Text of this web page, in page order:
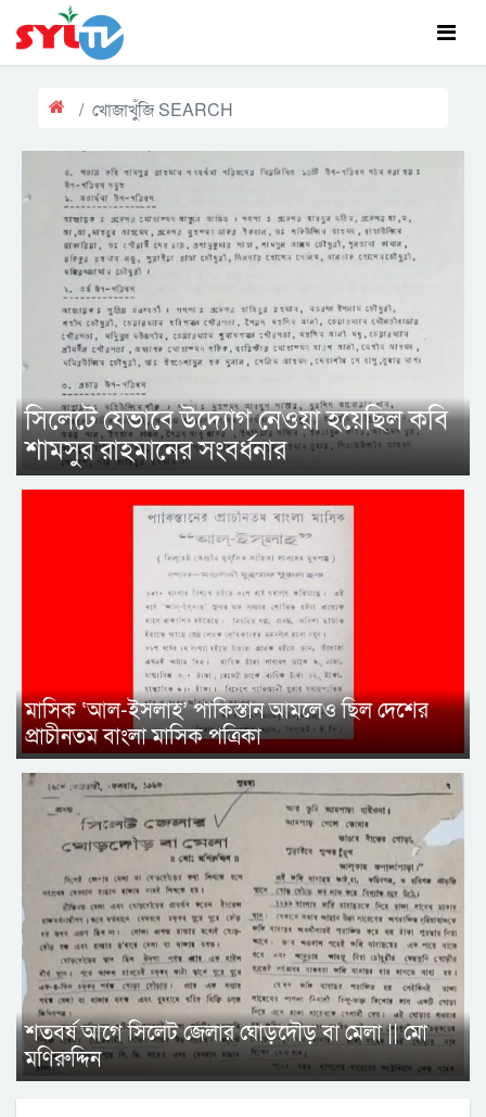
খোজাখুঁজি SEARCH
সিলেটে যেভাবে উদ্যোগ নেওয়া হয়েছিল কবি
শামসুর রাহমানের সংবর্ধনার
মাসিক ‘আল-ইসলাহ’ পাকিস্তান আমলেও ছিল দেশের
প্রাচীনতম বাংলা মাসিক পত্রিকা
শতবর্ষ আগে সিলেট জেলার ঘোড়দৌড় বা মেলা || মো
মণিরুদ্দিন